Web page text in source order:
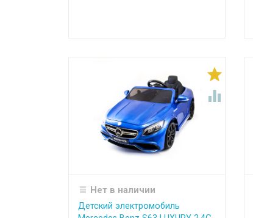


Нет в наличии
Детский электромобиль